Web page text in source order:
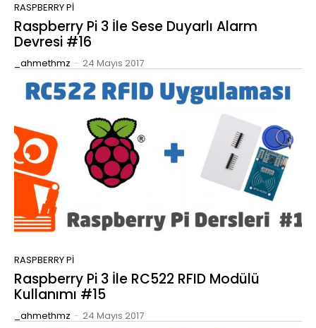
RASPBERRY PI
Raspberry Pi 3 İle Sese Duyarlı Alarm
Devresi #16
_ahmethmz - 24 Mayıs 2017
RASPBERRY PI
Raspberry Pi 3 İle RC522 RFID Modülü
Kullanımı #15
_ahmethmz - 24 Mayıs 2017